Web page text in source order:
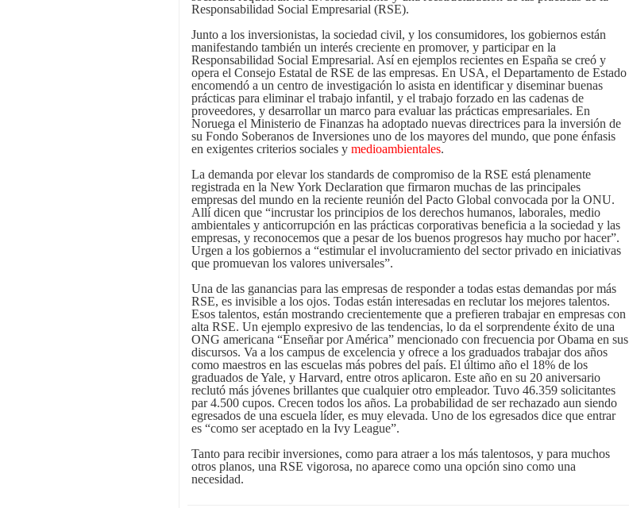
Responsabilidad Social Empresarial (RSE).
Junto a los inversionistas, la sociedad civil, y los consumidores, los gobiernos están
manifestando también un interés creciente en promover, y participar en la
Responsabilidad Social Empresarial. Así en ejemplos recientes en España se creó y
opera el Consejo Estatal de RSE de las empresas. En USA, el Departamento de Estado
encomendó a un centro de investigación lo asista en identificar y diseminar buenas
prácticas para eliminar el trabajo infantil, y el trabajo forzado en las cadenas de
proveedores, y desarrollar un marco para evaluar las prácticas empresariales. En
Noruega el Ministerio de Finanzas ha adoptado nuevas directrices para la inversión de
su Fondo Soberanos de Inversiones uno de los mayores del mundo, que pone énfasis
en exigentes criterios sociales y medioambientales.
La demanda por elevar los standards de compromiso de la RSE está plenamente
registrada en la New York Declaration que firmaron muchas de las principales
empresas del mundo en la reciente reunión del Pacto Global convocada por la ONU.
Allí dicen que “incrustar los principios de los derechos humanos, laborales, medio
ambientales y anticorrupción en las prácticas corporativas beneficia a la sociedad y las
empresas, y reconocemos que a pesar de los buenos progresos hay mucho por hacer”.
Urgen a los gobiernos a “estimular el involucramiento del sector privado en iniciativas
que promuevan los valores universales”.
Una de las ganancias para las empresas de responder a todas estas demandas por más
RSE, es invisible a los ojos. Todas están interesadas en reclutar los mejores talentos.
Esos talentos, están mostrando crecientemente que a prefieren trabajar en empresas con
alta RSE. Un ejemplo expresivo de las tendencias, lo da el sorprendente éxito de una
ONG americana “Enseñar por América” mencionado con frecuencia por Obama en sus
discursos. Va a los campus de excelencia y ofrece a los graduados trabajar dos años
como maestros en las escuelas más pobres del país. El último año el 18% de los
graduados de Yale, y Harvard, entre otros aplicaron. Este año en su 20 aniversario
reclutó más jóvenes brillantes que cualquier otro empleador. Tuvo 46.359 solicitantes
par 4.500 cupos. Crecen todos los años. La probabilidad de ser rechazado aun siendo
egresados de una escuela líder, es muy elevada. Uno de los egresados dice que entrar
es “como ser aceptado en la Ivy League”.
Tanto para recibir inversiones, como para atraer a los más talentosos, y para muchos
otros planos, una RSE vigorosa, no aparece como una opción sino como una
necesidad.